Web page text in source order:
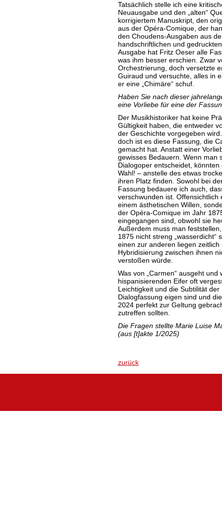
Tatsächlich stelle ich eine
Neuausgabe und den „alten“
korrigiertem Manuskript, den
aus der Opéra-Comique, der
den Choudens-Ausgaben aus
handschriftlichen und
Ausgabe hat Fritz Oeser alle
was ihm besser erschien. Zwar
Orchestrierung, doch versetzte
Guiraud und versuchte, alles in
er eine „Chimäre“ schuf.
Haben Sie nach dieser
eine Vorliebe für eine der
Der Musikhistoriker hat keine
Gültigkeit haben, die entweder
der Geschichte vorgegeben
doch ist es diese Fassung, die
gemacht hat. Anstatt einer
gewisses Bedauern. Wenn man
Dialogoper entscheidet,
Wahl! – anstelle des etwas
ihren Platz finden. Sowohl bei
Fassung bedauere ich auch,
verschwunden ist. Offensichtlich
einem ästhetischen Willen,
der Opéra-Comique im Jahr
eingegangen sind, obwohl sie
Außerdem muss man
1875 nicht streng „wasserdicht“
einen zur anderen liegen
Hybridisierung zwischen ihnen
verstoßen würde.
Was von „Carmen“ ausgeht
hispanisierenden Eifer oft
Leichtigkeit und die Subtilität
Dialogfassung eigen sind und
2024 perfekt zur Geltung
zutreffen sollten.
Die Fragen stellte Marie Luise
(aus [t]akte 1/2025)
zurück